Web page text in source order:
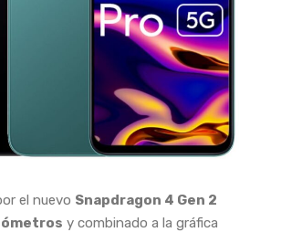
el nuevo Snapdragon 4 Gen 2
y combinado a la gráfica